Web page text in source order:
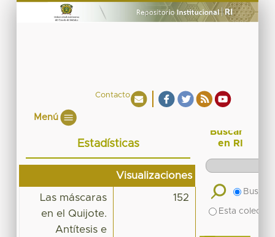
Contacto
Menú
Estadísticas
Visualizaciones
Las máscaras
en el Quijote.
Antítesis e
152
Buscar
en RI
Buscar
Esta